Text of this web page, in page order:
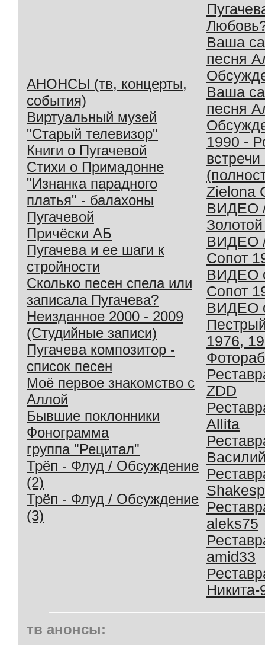
АНОНСЫ (тв, концерты,
события)
Виртуальный музей
"Старый телевизор"
Книги о Пугачевой
Стихи о Примадонне
"Изнанка парадного
платья" - балахоны
Пугачевой
Причёски АБ
Пугачева и ее шаги к
стройности
Сколько песен спела или
записала Пугачева?
Неизданное 2000 - 2009
(Студийные записи)
Пугачева композитор -
список песен
Моё первое знакомство с
Аллой
Бывшие поклонники
Фонограмма
группа "Рецитал"
Трёп - Флуд / Обсуждение
(2)
Трёп - Флуд / Обсуждение
(3)
Ваша
песня
Ваша
песня
1990 -
Zielona
ВИДЕО
ВИДЕО
Сопот
ВИДЕО
Сопот
ВИДЕО
1976,
ZDD
Allita
aleks75
amid33
Никита-
тв анонсы: